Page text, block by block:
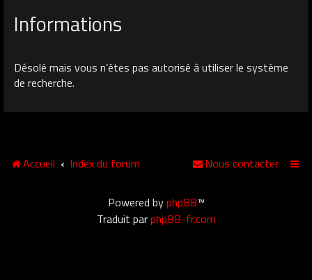
Informations
Désolé mais vous n’êtes pas autorisé à utiliser le système
de recherche.
Accueil Index du forum Nous contacter
Powered byphpBB™
Traduit parphpBB-fr.com